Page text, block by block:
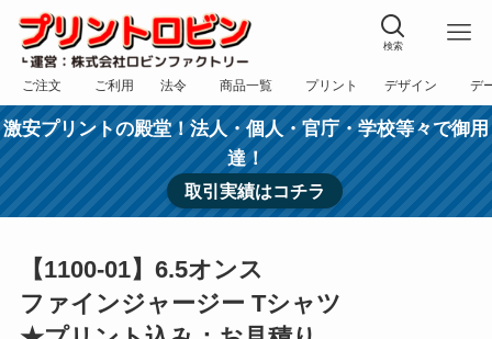
検索
ご注文
フォーム
ご利用
規約
法令
表記
商品一覧
カテゴリー
プリント
方法
デザイン
依頼
デ
入
激安プリントの殿堂！法人・個人・官庁・学校等々で御用
達！
取引実績はコチラ
【1100-01】6.5オンス
ファインジャージー Tシャツ